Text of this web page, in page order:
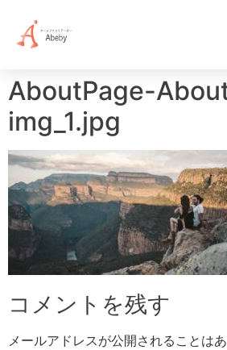
AboutPage-
img_1.jpg
コメントを残す
メールアドレスが公開されることはあ